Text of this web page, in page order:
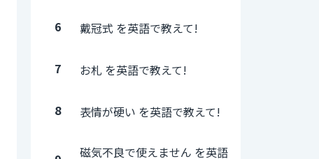
6 戴冠式 を英語で教えて!
7 お札 を英語で教えて!
8 表情が硬い を英語で教えて!
磁気不良で使えません を英語